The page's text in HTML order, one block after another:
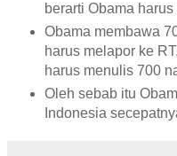
berarti Obama
Obama membawa
harus melapor ke
harus menulis 700
Oleh sebab itu
Indonesia